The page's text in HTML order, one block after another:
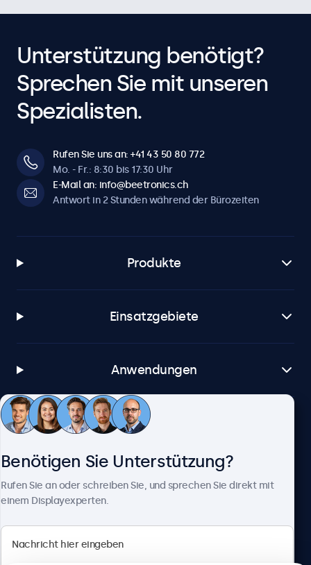
Unterstützung benötigt?
Sprechen Sie mit unseren
Spezialisten.
Rufen Sie uns an: +41 43 50 80 772
Mo. - Fr.: 8:30 bis 17:30 Uhr
E-Mail an: info@beetronics.ch
Antwort in 2 Stunden während der Bürozeiten
Produkte
Einsatzgebiete
Anwendungen
Kundenservice
Benötigen Sie Unterstützung?
Rufen Sie an oder schreiben Sie, und sprechen Sie direkt mit
einem Displayexperten.